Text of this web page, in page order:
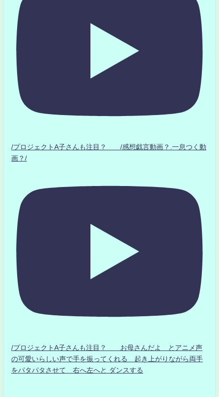
/プロジェクトA子さんも注目？ /感想戯言動画？.一息つく動
画？/
/プロジェクトA子さんも注目？ お母さんだよ とアニメ声
の可愛いらしい声で手を振ってくれる 起き上がりながら両手
をパタパタさせて 右へ左へと ダンスする